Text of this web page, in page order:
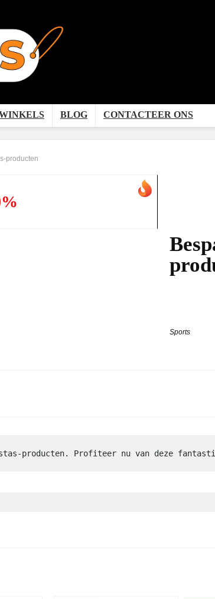
BLOG CONTACTEER ONS
producten
Sports
producten. Profiteer nu van deze